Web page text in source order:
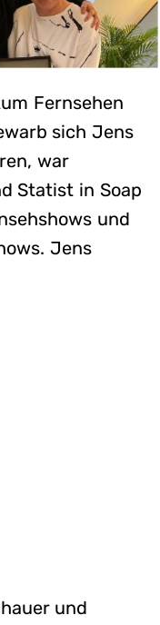
Fernsehen
sich Jens
war
Statist in Soap
und
Jens
und